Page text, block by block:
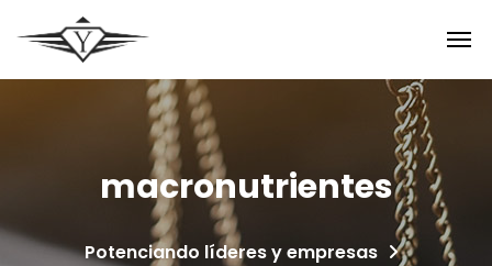
macronutrientes
Potenciando líderes y empresas